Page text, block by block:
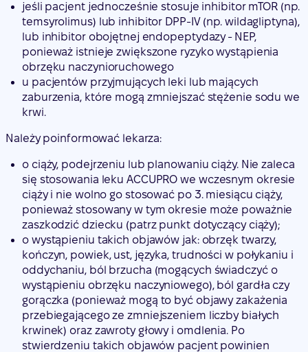
jeśli pacjent jednocześnie stosuje inhibitor mTOR (np.
temsyrolimus) lub inhibitor DPP-IV (np. wildagliptyna),
lub inhibitor obojętnej endopeptydazy - NEP,
ponieważ istnieje zwiększone ryzyko wystąpienia
obrzęku naczynioruchowego
u pacjentów przyjmujących leki lub mających
zaburzenia, które mogą zmniejszać stężenie sodu we
krwi.
Należy poinformować lekarza:
o ciąży, podejrzeniu lub planowaniu ciąży. Nie zaleca
się stosowania leku ACCUPRO we wczesnym okresie
ciąży i nie wolno go stosować po 3. miesiącu ciąży,
ponieważ stosowany w tym okresie może poważnie
zaszkodzić dziecku (patrz punkt dotyczący ciąży);
o wystąpieniu takich objawów jak: obrzęk twarzy,
kończyn, powiek, ust, języka, trudności w połykaniu i
oddychaniu, ból brzucha (mogących świadczyć o
wystąpieniu obrzęku naczyniowego), ból gardła czy
gorączka (ponieważ mogą to być objawy zakażenia
przebiegającego ze zmniejszeniem liczby białych
krwinek) oraz zawroty głowy i omdlenia. Po
stwierdzeniu takich objawów pacjent powinien